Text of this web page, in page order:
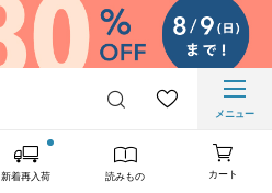
メニュー
新着再入荷 読みもの カート